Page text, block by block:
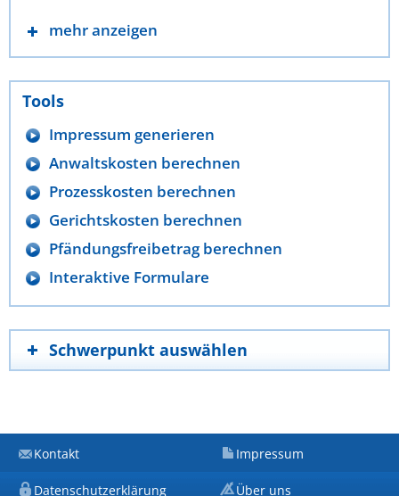
mehr anzeigen
Tools
Impressum generieren
Anwaltskosten berechnen
Prozesskosten berechnen
Gerichtskosten berechnen
Pfändungsfreibetrag berechnen
Interaktive Formulare
Schwerpunkt auswählen
Kontakt Impressum
Datenschutzerklärung Über uns